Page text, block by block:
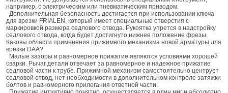
например, с электрическим или пневматическим приводом.
Дополнительная безопасность достигается при использовании ключа
для врезки FRIALEN, который имеет специальные отверстия с
маркировкой размера седлового отвода. Рукоятка упрется в надстройку
седлового отвода, когда будет достигнуто нижнее положение фрезы.
Каковы области применения прижимного механизма новой арматуры для
врезки DAA?
Малые зазоры и равномерное прижатие являются условиями хорошей
сварки. Рычаг детали отвечает за равномерное и надежное прижатие
седловой части к трубе. Прижимной механизм самостоятельно центрует
седловой отвод, нет необходимости в дополнительном контроле затяжки
болтов и равномерного прилегания ответной части.